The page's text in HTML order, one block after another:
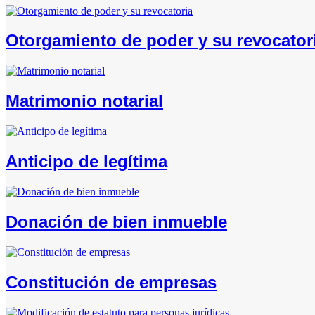
Otorgamiento de poder y su
Matrimonio notarial
Anticipo de legítima
Donación de bien inmueble
Constitución de empresas